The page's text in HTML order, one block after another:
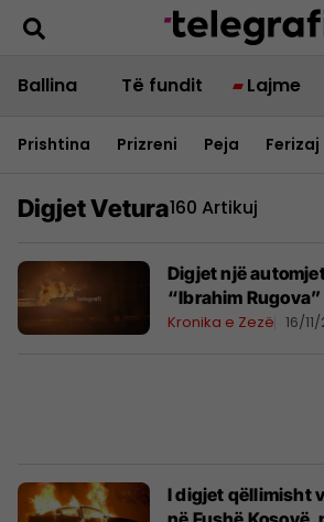
Ballina Të fundit Lajme
Prishtina Prizreni Peja Ferizaj
Digjet Vetura160 Artikuj
Digjet një
“Ibrahim Rugova”
Kronika e Zezë 16/
I digjet qëllimisht